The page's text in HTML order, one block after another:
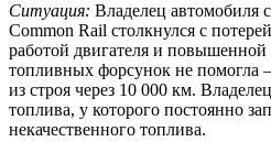
Ситуация: Владелец автомобиля
Common Rail столкнулся с
работой двигателя и
топливных форсунок не
из строя через 10 000 км.
топлива, у которого постоянно
некачественного топлива.